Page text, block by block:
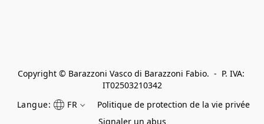
Copyright © Barazzoni Vasco di Barazzoni Fabio.  -  P. IVA:
IT02503210342
Langue:
FR
Politique de protection de la vie privée
Signaler un abus